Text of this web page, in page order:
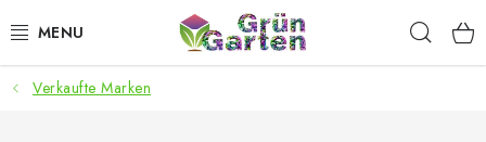
Inhalt
ANGEBOTE
Verkaufte Marken